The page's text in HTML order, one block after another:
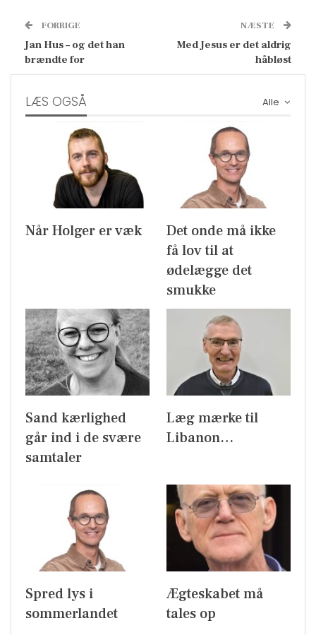
FORRIGE
Jan Hus – og det han
brændte for
NÆSTE
Med Jesus er det aldrig
håbløst
Alle
LÆS OGSÅ
Når Holger er væk
Det onde må ikke
få lov til at
ødelægge det
smukke
Sand kærlighed
går ind i de svære
samtaler
Læg mærke til
Libanon…
Spred lys i
sommerlandet
Ægteskabet må
tales op